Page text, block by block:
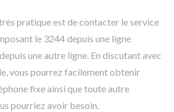
pratique est de contacter le service
le 3244 depuis une ligne
une autre ligne. En discutant avec
vous pourrez facilement obtenir
fixe ainsi que toute autre
pourriez avoir besoin.